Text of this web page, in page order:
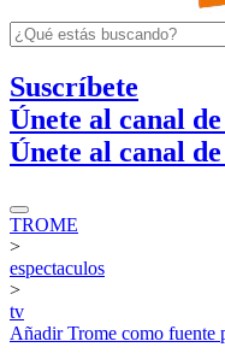
Suscríbete
Únete al canal
Únete al canal
TROME
>
espectaculos
>
tv
AñadirTrome como fuente